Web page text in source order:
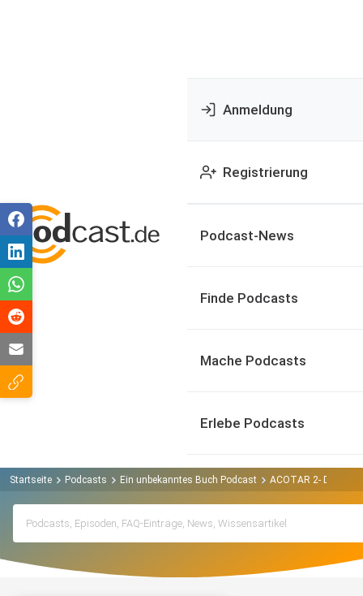
Anmeldung
Registrierung
Podcast-News
Finde Podcasts
Mache Podcasts
Erlebe Podcasts
Startseite Podcasts Ein unbekanntes Buch Podcast ACOTAR 2- Das